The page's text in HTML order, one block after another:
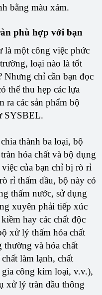
bằng màu xám.
phù hợp với bạn
là một công việc phức
loại nào là tốt
Nhưng chỉ cần bạn đọc
thể thu hẹp các lựa
ra các sản phẩm bộ
SYSBEL.
thành ba loại, bộ
hóa chất và bộ dụng
của bạn chỉ bị rò rỉ
rỉ thấm dầu, bộ này có
thấm nước, sử dụng
xuyên phải tiếp xúc
hay các chất độc
xử lý thấm hóa chất
thường và hóa chất
làm lạnh, chất
công kim loại, v.v.),
xử lý tràn dầu thông